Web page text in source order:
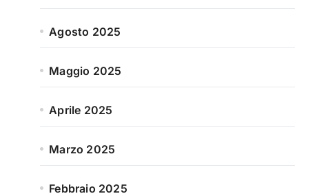
Agosto 2025
Maggio 2025
Aprile 2025
Marzo 2025
Febbraio 2025